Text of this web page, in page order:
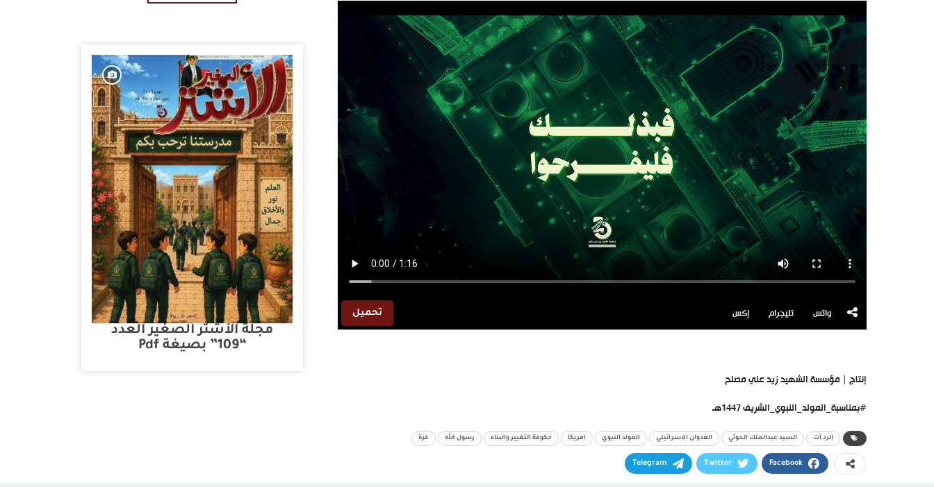
واتس تليجرام إكس تحميل
إنتاج | مؤسسة الشهيد زيد علي مصلح
#بمناسبة_المولد_النبوي_الشريف 1447هـ
الرد آت السيد عبدالملك الحوثي العدوان الاسرائيلي المولد النبوي امريكا حكومة التغيير والبناء رسول الله غزة
Facebook
Twitter
Telegram
مجلة الأشتر الصغير العدد
“109” بصيغة Pdf